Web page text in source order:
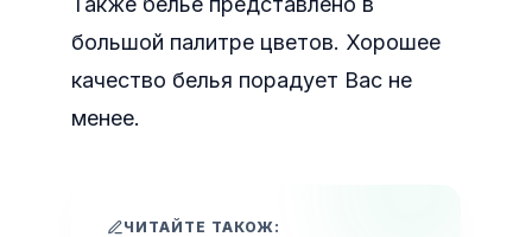
большой палитре цветов. Хорошее
качество белья порадует Вас не
менее.
ЧИТАЙТЕ ТАКОЖ: